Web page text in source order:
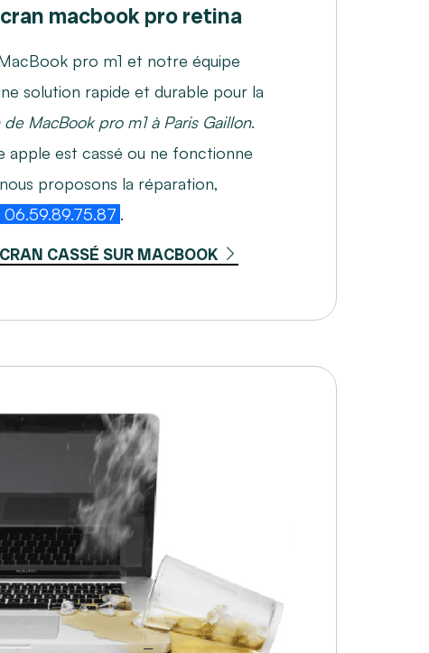
macbook pro retina
pro m1 et notre équipe
solution rapide et durable pour la
MacBook pro m1 à Paris Gaillon.
apple est cassé ou ne fonctionne
proposons la réparation,
.
CASSÉ SUR MACBOOK